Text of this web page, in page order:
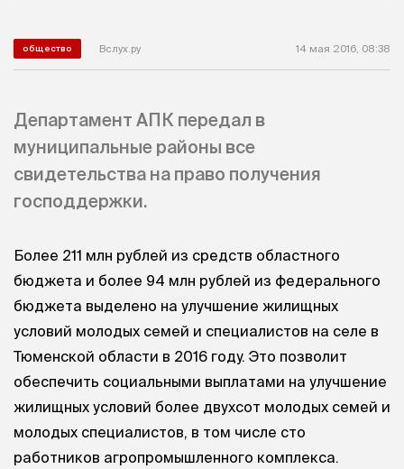
общество Вслух.ру 14 мая 2016, 08:38
Департамент АПК передал в
муниципальные районы все
свидетельства на право получения
господдержки.
Более 211 млн рублей из средств областного
бюджета и более 94 млн рублей из федерального
бюджета выделено на улучшение жилищных
условий молодых семей и специалистов на селе в
Тюменской области в 2016 году. Это позволит
обеспечить социальными выплатами на улучшение
жилищных условий более двухсот молодых семей и
молодых специалистов, в том числе сто
работников агропромышленного комплекса.